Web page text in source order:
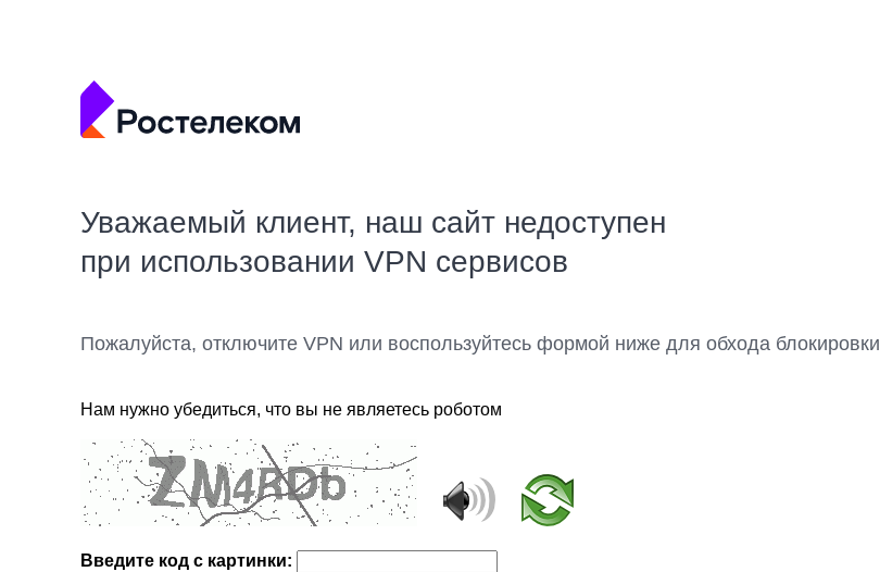
Уважаемый клиент, наш сайт недоступен
при использовании VPN сервисов
Пожалуйста, отключите VPN или воспользуйтесь формой ниже для обхода блокировки
Нам нужно убедиться, что вы не являетесь роботом
Введите код с картинки: